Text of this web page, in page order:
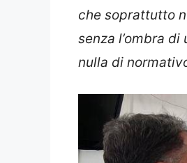
che soprattutto
senza l’ombra
nulla di